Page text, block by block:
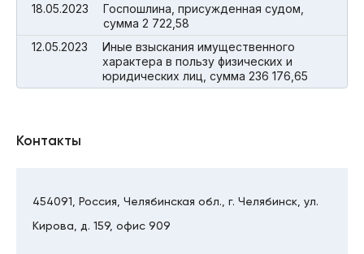
18.05.2023
Госпошлина, присужденная судом,
сумма 2 722,58
12.05.2023
Иные взыскания имущественного
характера в пользу физических и
юридических лиц, сумма 236 176,65
Контакты
454091, Россия, Челябинская обл., г. Челябинск, ул.
Кирова, д. 159, офис 909